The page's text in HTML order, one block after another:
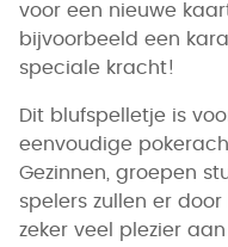
voor een nieuwe
bijvoorbeeld een
speciale kracht!
Dit blufspelletje is
eenvoudige
Gezinnen, groepen
spelers zullen er
zeker veel plezier